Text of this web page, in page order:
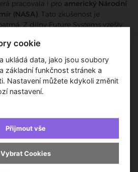
pracovala i pro americký Národní
(NASA). Tato zkušenost je
Z dílny Future Systems vzešly
první manželka,
Pořad
Eva Jiřičná a Nejat Olgac
získali čestný doktorát ČVUT
- aktualizováno
cookie
ukládá data, jako jsou soubory
základní funkčnost stránek a
Nastavení můžete kdykoli změnit
nastavení.
Přijmout vše
Vybrat Cookies